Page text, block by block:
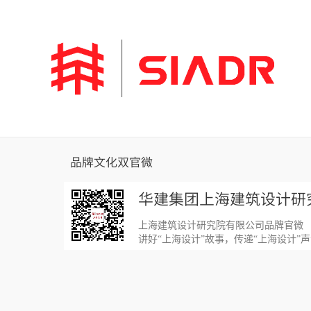
品牌文化双官微
华建集团上海建筑设计研
上海建筑设计研究院有限公司品牌官微
讲好“上海设计”故事，传递“上海设计”